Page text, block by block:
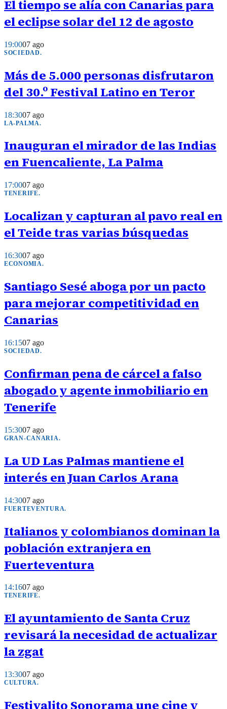
El tiempo se alía con Canarias para
el eclipse solar del 12 de agosto
19:0007 ago
SOCIEDAD.
Más de 5.000 personas disfrutaron
del 30.º Festival Latino en Teror
18:3007 ago
LA-PALMA.
Inauguran el mirador de las Indias
en Fuencaliente, La Palma
17:0007 ago
TENERIFE.
Localizan y capturan al pavo real en
el Teide tras varias búsquedas
16:3007 ago
ECONOMIA.
Santiago Sesé aboga por un pacto
para mejorar competitividad en
Canarias
16:1507 ago
SOCIEDAD.
Confirman pena de cárcel a falso
abogado y agente inmobiliario en
Tenerife
15:3007 ago
GRAN-CANARIA.
La UD Las Palmas mantiene el
interés en Juan Carlos Arana
14:3007 ago
FUERTEVENTURA.
Italianos y colombianos dominan la
población extranjera en
Fuerteventura
14:1607 ago
TENERIFE.
El ayuntamiento de Santa Cruz
revisará la necesidad de actualizar
la zgat
13:3007 ago
CULTURA.
Festivalito Sonorama une cine y